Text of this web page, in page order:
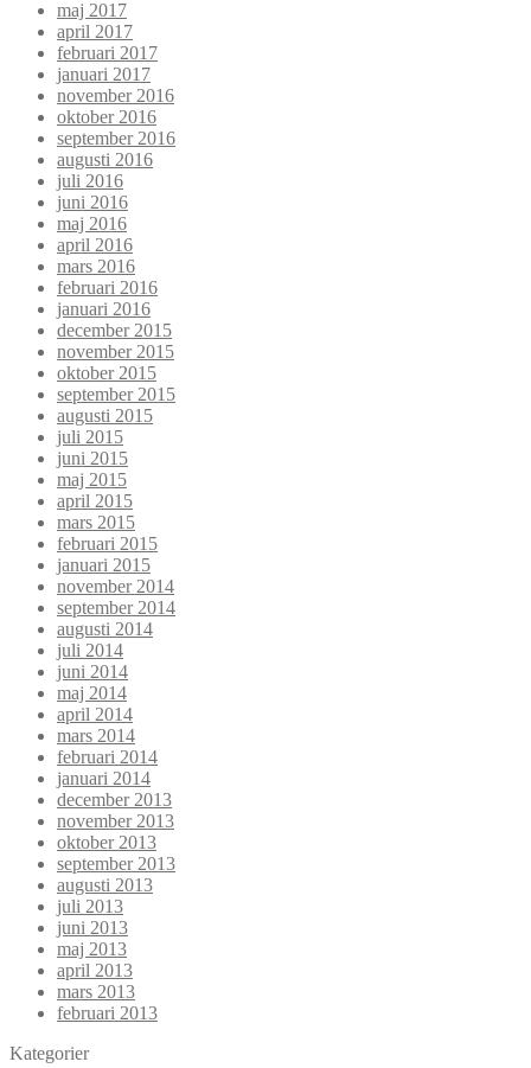
maj 2017
april 2017
februari 2017
januari 2017
november 2016
oktober 2016
september 2016
augusti 2016
juli 2016
juni 2016
maj 2016
april 2016
mars 2016
februari 2016
januari 2016
december 2015
november 2015
oktober 2015
september 2015
augusti 2015
juli 2015
juni 2015
maj 2015
april 2015
mars 2015
februari 2015
januari 2015
november 2014
september 2014
augusti 2014
juli 2014
juni 2014
maj 2014
april 2014
mars 2014
februari 2014
januari 2014
december 2013
november 2013
oktober 2013
september 2013
augusti 2013
juli 2013
juni 2013
maj 2013
april 2013
mars 2013
februari 2013
Kategorier